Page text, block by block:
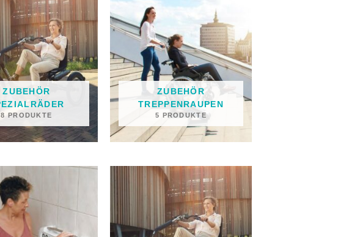
ZUBEHÖR
8 PRODUKTE
ZUBEHÖR
TREPPENRAUPEN
5 PRODUKTE